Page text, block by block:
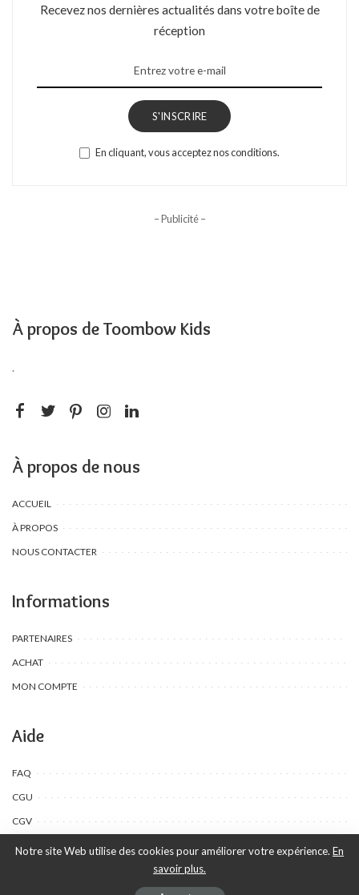
Recevez nos dernières actualités dans votre boîte de
réception
S'INSCRIRE
En cliquant, vous acceptez nos conditions.
– Publicité –
À propos de Toombow Kids
.
À propos de nous
ACCUEIL
À PROPOS
NOUS CONTACTER
Informations
PARTENAIRES
ACHAT
MON COMPTE
Aide
FAQ
CGU
CGV
©Toombow Kids, 2022 - 2024 - Tous droits réservés | Créé par Ewing
Notre site Web utilise des cookies pour améliorer votre expérience. En
savoir plus.